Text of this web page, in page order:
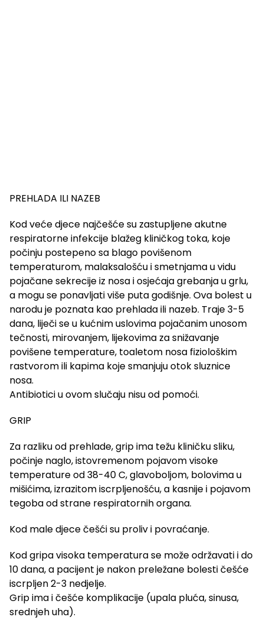
PREHLADA ILI NAZEB
Kod veće djece najčešće su zastupljene akutne
respiratorne infekcije blažeg kliničkog toka, koje
počinju postepeno sa blago povišenom
temperaturom, malaksalošću i smetnjama u vidu
pojačane sekrecije iz nosa i osjećaja grebanja u grlu,
a mogu se ponavljati više puta godišnje. Ova bolest u
narodu je poznata kao prehlada ili nazeb. Traje 3-5
dana, liječi se u kućnim uslovima pojačanim unosom
tečnosti, mirovanjem, lijekovima za snižavanje
povišene temperature, toaletom nosa fiziološkim
rastvorom ili kapima koje smanjuju otok sluznice
nosa.
Antibiotici u ovom slučaju nisu od pomoći.
GRIP
Za razliku od prehlade, grip ima težu kliničku sliku,
počinje naglo, istovremenom pojavom visoke
temperature od 38-40 C, glavoboljom, bolovima u
mišićima, izrazitom iscrpljenošću, a kasnije i pojavom
tegoba od strane respiratornih organa.
Kod male djece češći su proliv i povraćanje.
Kod gripa visoka temperatura se može održavati i do
10 dana, a pacijent je nakon preležane bolesti češće
iscrpljen 2-3 nedjelje.
Grip ima i češće komplikacije (upala pluća, sinusa,
srednjeh uha).